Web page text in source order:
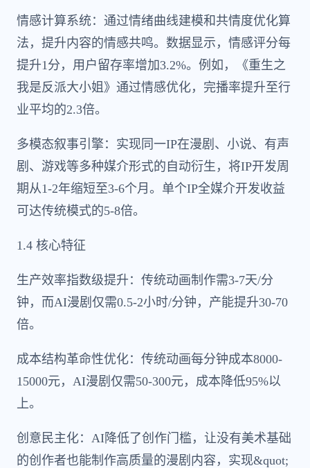
情感计算系统：通过情绪曲线建模和共情度优化算
法，提升内容的情感共鸣。数据显示，情感评分每
提升1分，用户留存率增加3.2%。例如，《重生之
我是反派大小姐》通过情感优化，完播率提升至行
业平均的2.3倍。
多模态叙事引擎：实现同一IP在漫剧、小说、有声
剧、游戏等多种媒介形式的自动衍生，将IP开发周
期从1-2年缩短至3-6个月。单个IP全媒介开发收益
可达传统模式的5-8倍。
1.4 核心特征
生产效率指数级提升：传统动画制作需3-7天/分
钟，而AI漫剧仅需0.5-2小时/分钟，产能提升30-70
倍。
成本结构革命性优化：传统动画每分钟成本8000-
15000元，AI漫剧仅需50-300元，成本降低95%以
上。
创意民主化：AI降低了创作门槛，让没有美术基础
的创作者也能制作高质量的漫剧内容，实现&quot;